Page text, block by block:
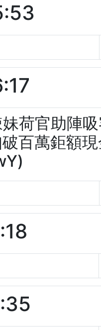
荷官助陣
百萬鉅額